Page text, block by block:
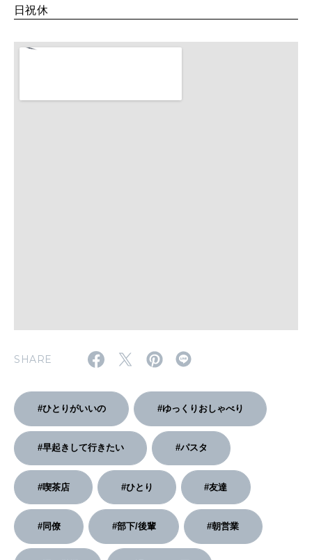
2026年3月号「スイーツ予想図 2026」
2026年2月号「良運を掴む 新・開運術。」
2026年1月号「猫がいれば、幸せ」
2025年12月号「お酒の新常識。」
日祝休
SHARE
#ひとりがいいの #ゆっくりおしゃべり
#早起きして行きたい #パスタ
#喫茶店 #ひとり #友達
#同僚 #部下/後輩 #朝営業